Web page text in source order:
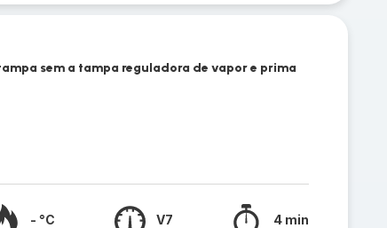
sem a tampa reguladora de vapor e prima
- °C V7 4 min